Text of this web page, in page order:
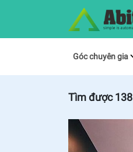
Góc chuyên gia
Tìm được138